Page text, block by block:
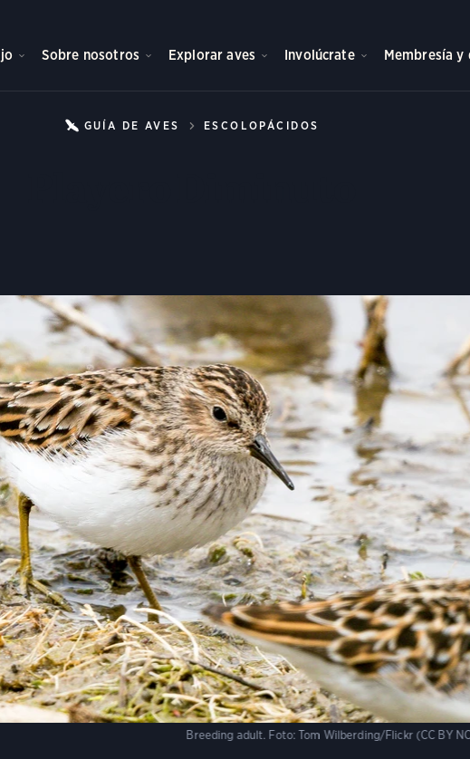
Sobre nosotros Explorar aves Involúcrate Membresía y
GUÍA DE AVES ESCOLOPÁCIDOS
Breeding adult. Foto: Tom Wilberding/Flickr (CC BY